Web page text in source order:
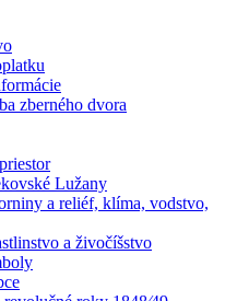
zberného dvora
Lužany
a reliéf, klíma, vodstvo,
a živočíšstvo